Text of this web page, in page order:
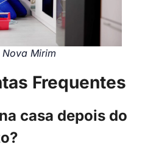
Mirim
Frequentes
casa depois do